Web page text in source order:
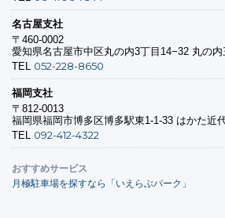
名古屋支社
〒460-0002
愛知県名古屋市中区丸の内3丁目14−32 丸の
TEL 052-228-8650
福岡支社
〒812-0013
福岡県福岡市博多区博多駅東1-1-33 はかた近
TEL 092-412-4322
おすすめサービス
月極駐車場を探すなら「いえらぶパーク」